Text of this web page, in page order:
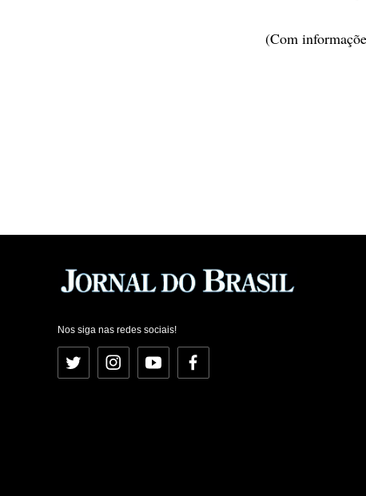
(Com
Nos siga nas redes sociais!
Twitter InstagramYouTubeFacebook